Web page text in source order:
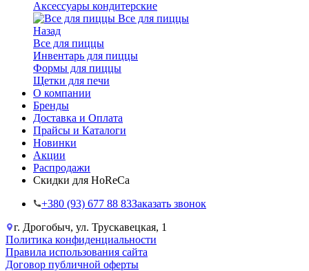
Аксессуары кондитерские
Все для пиццы
Назад
Все для пиццы
Инвентарь для пиццы
Формы для пиццы
Щетки для печи
О компании
Бренды
Доставка и Оплата
Прайсы и Каталоги
Новинки
Акции
Распродажи
Скидки для HoReCa
+38‎0 (93) 677 88 83Заказать звонок
г. Дрогобыч, ул. Трускавецкая, 1
Политика конфиденциальности
Правила использования сайта
Договор публичной оферты